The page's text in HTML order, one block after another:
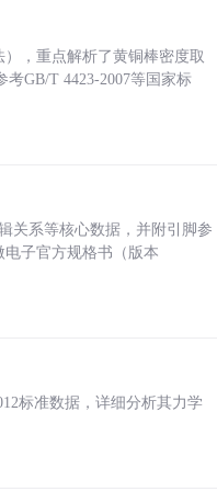
，重点解析了黄铜棒密度取
GB/T 4423-2007等国家标
关系等核心数据，并附引脚参
子官方规格书（版本
标准数据，详细分析其力学